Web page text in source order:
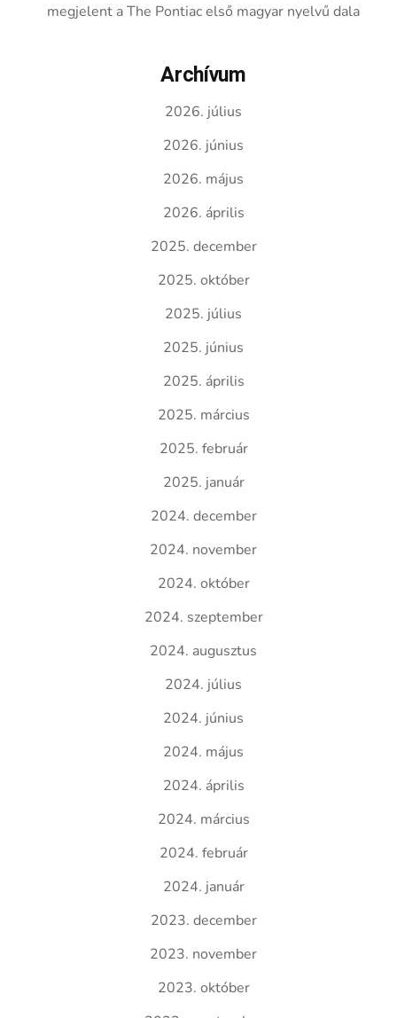
megjelent a The Pontiac első magyar nyelvű dala
Archívum
2026. július
2026. június
2026. május
2026. április
2025. december
2025. október
2025. július
2025. június
2025. április
2025. március
2025. február
2025. január
2024. december
2024. november
2024. október
2024. szeptember
2024. augusztus
2024. július
2024. június
2024. május
2024. április
2024. március
2024. február
2024. január
2023. december
2023. november
2023. október